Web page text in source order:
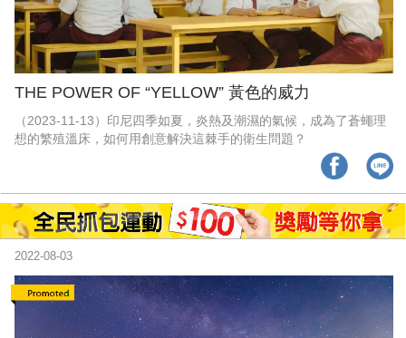
THE POWER OF “YELLOW” 黃色的威力
（2023-11-13）印尼四季如夏，炎熱及潮濕的氣候，成為了蒼蠅理
想的繁殖溫床，如何用創意解決這棘手的衛生問題？
2022-08-03